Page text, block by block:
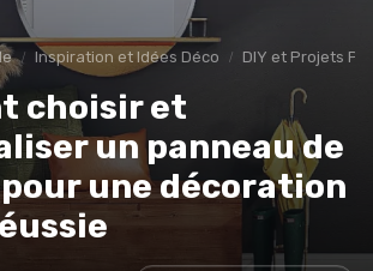
Inspiration et Idées Déco DIY et Projets
choisir et
un panneau de
une décoration